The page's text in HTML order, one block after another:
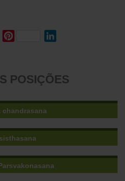
TwitterPinterest
POSIÇÕES
chandrasana